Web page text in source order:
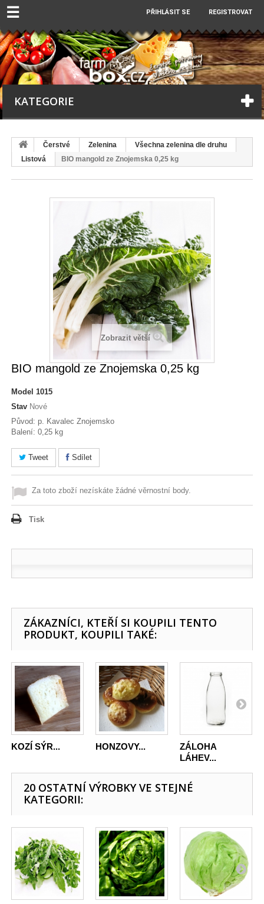
☰ PŘIHLÁSIT SE REGISTROVAT
KATEGORIE
Čerstvé Zelenina
Všechna zelenina dle druhu
Listová
BIO mangold ze Znojemska 0,25 kg
Zobrazit větší
BIO mangold ze Znojemska 0,25 kg
Model 1015
Stav Nové
Původ: p. Kavalec Znojemsko
Balení: 0,25 kg
Tweet Sdílet
Za toto zboží nezískáte žádné věrnostní body.
Tisk
ZÁKAZNÍCI, KTEŘÍ SI KOUPILI TENTO
PRODUKT, KOUPILI TAKÉ:
KOZÍ SÝR... HONZOVY...
ZÁLOHA
LÁHEV...
20 OSTATNÍ VÝROBKY VE STEJNÉ
KATEGORII: